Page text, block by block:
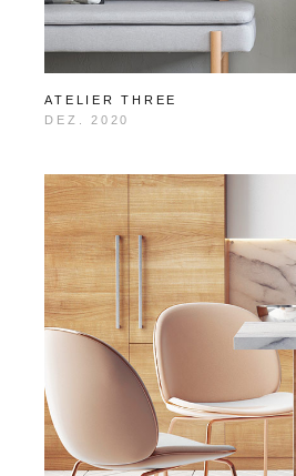
ATELIER THREE
DEZ. 2020